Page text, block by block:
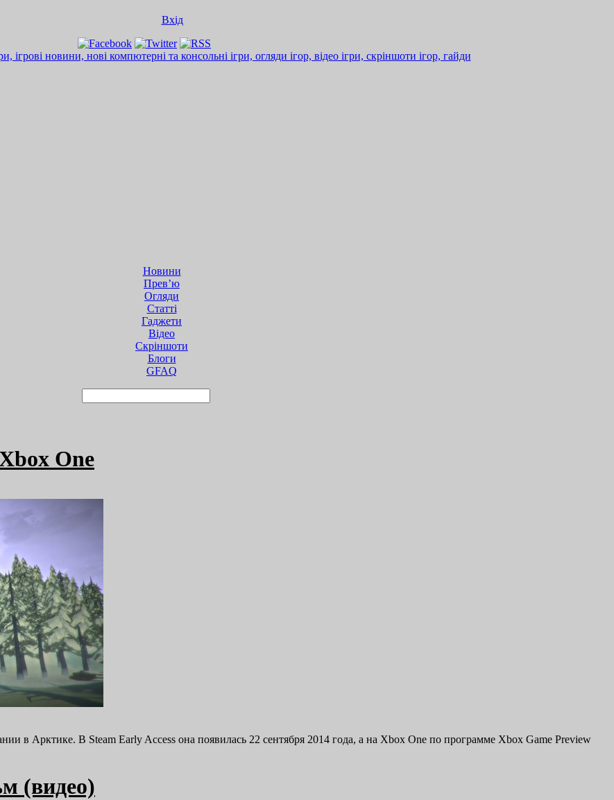
Вхід
Новини
Прев’ю
Огляди
Статті
Гаджети
Відео
Cкріншоти
Блоги
GFAQ
One
в Арктике. В Steam Early Access она появилась 22 сентября 2014 года, а на Xbox One по программе Xbox Game Preview
(видео)